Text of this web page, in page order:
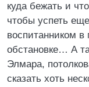
куда бежать и
чтобы успеть
воспитанником
обстановке… А
Элмара,
сказать хоть